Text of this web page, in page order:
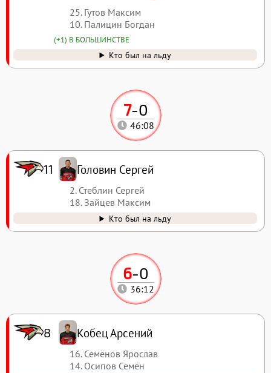
6-0
36:12
8 Кобец Арсений
16. Семёнов Ярослав
14. Осипов Семён
7-0
46:08
11 Головин Сергей
2. Стеблин Сергей
18. Зайцев Максим
Кто был на льду
25. Гутов Максим
10. Палицин Богдан
(+1) В БОЛЬШИНСТВЕ
Кто был на льду